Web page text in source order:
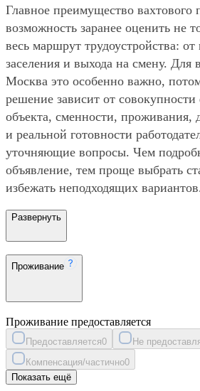
Главное преимущество
возможность заранее оценить не
весь маршрут трудоустройства: от
заселения и выхода на смену. Для
Москва это особенно важно,
решение зависит от
объекта, сменности, проживания,
и реальной готовности
уточняющие вопросы. Чем
объявление, тем проще выбрать
избежать неподходящих
Развернуть
Проживание
Проживание предоставляется
Предоставляется0 Не
Компенсация/частично0
Показать ещё